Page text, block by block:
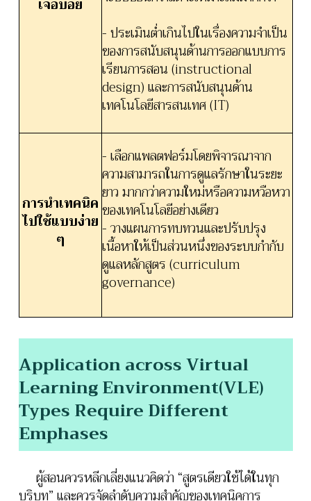
เจอบ่อย
- ประเมินต่ำเกินไปในเรื่องความจำเป็น
ของการสนับสนุนด้านการออกแบบการ
เรียนการสอน (instructional
design) และการสนับสนุนด้าน
เทคโนโลยีสารสนเทศ (IT)
การนำเทคนิค
ไปใช้แบบง่าย
ๆ
- เลือกแพลตฟอร์มโดยพิจารณาจาก
ความสามารถในการดูแลรักษาในระยะ
ยาว มากกว่าความใหม่หรือความหวือหวา
ของเทคโนโลยีอย่างเดียว
- วางแผนการทบทวนและปรับปรุง
เนื้อหาให้เป็นส่วนหนึ่งของระบบกำกับ
ดูแลหลักสูตร (curriculum
governance)
Application across Virtual
Learning Environment(VLE)
Types Require Different
Emphases
ผู้สอนควรหลีกเลี่ยงแนวคิดว่า “สูตรเดียวใช้ได้ในทุก
บริบท” และควรจัดลำดับความสำคัญของเทคนิคการ